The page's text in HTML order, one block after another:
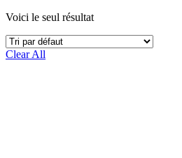
Voici le seul résultat
Clear All